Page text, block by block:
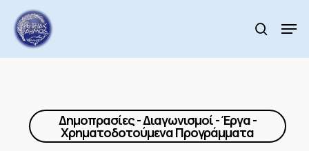
main
content
search
Δημοπρασίες - Διαγωνισμοί - Έργα -
Χρηματοδοτούμενα Προγράμματα
Menu